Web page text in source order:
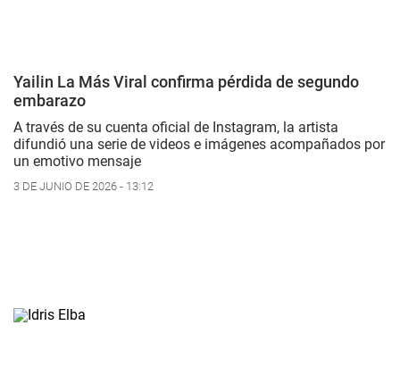
Yailin La Más Viral confirma pérdida de segundo
embarazo
A través de su cuenta oficial de Instagram, la artista
difundió una serie de videos e imágenes acompañados por
un emotivo mensaje
3 DE JUNIO DE 2026 - 13:12